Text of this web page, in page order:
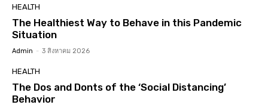
HEALTH
The Healthiest Way to Behave in this Pandemic
Situation
Admin - 3 สิงหาคม 2026
HEALTH
The Dos and Donts of the ‘Social Distancing’
Behavior